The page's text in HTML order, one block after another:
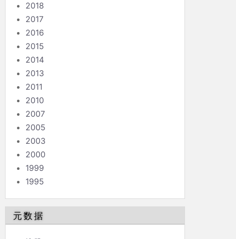
2018
2017
2016
2015
2014
2013
2011
2010
2007
2005
2003
2000
1999
1995
元数据